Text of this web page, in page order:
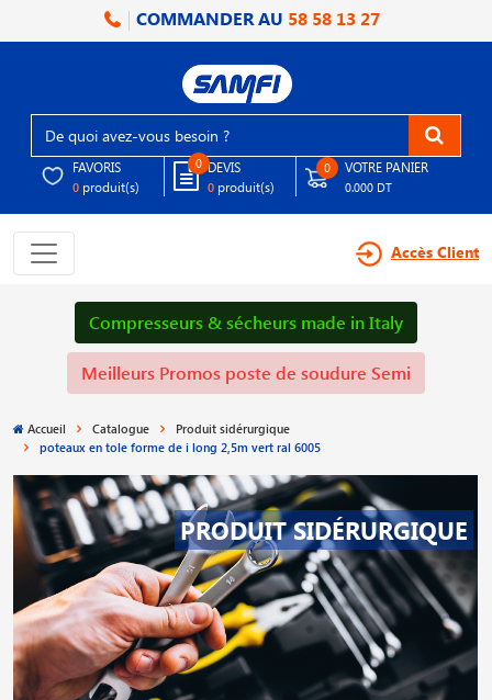
COMMANDER AU 58 58 13 27
FAVORIS
0 produit(s)
0 DEVIS
0 produit(s)
0 VOTRE PANIER
0.000 DT
Accès Client
Compresseurs & sécheurs made in Italy
Meilleurs Promos poste de soudure Semi
Accueil Catalogue
Produit sidérurgique
poteaux en tole forme de i long 2,5m vert ral 6005
PRODUIT SIDÉRURGIQUE